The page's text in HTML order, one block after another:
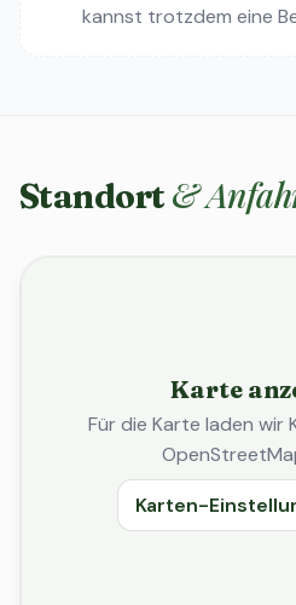
kannst trotzdem eine
Standort &
Karte
Für die Karte laden wir
Karten-